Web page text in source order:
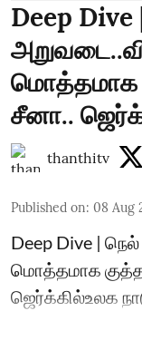
Deep
மொத்தமாக
சீனா..
thanthitv
Published on: 08 Aug
Deep Dive |
மொத்தமாக
ஜெர்க்கில்உலக